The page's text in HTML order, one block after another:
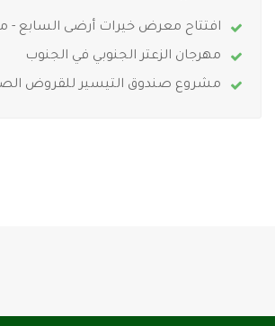
افتتاح معرض خيرات أرضى السابع -
مهرجان الزعتر الجنوبي في الجنوب
مشروع صندوق التيسير للقروض